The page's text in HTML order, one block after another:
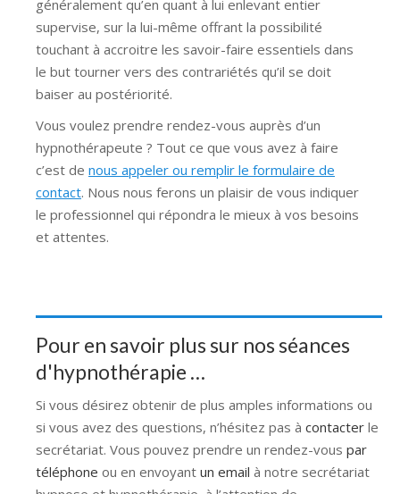
généralement qu’en quant à lui enlevant entier
supervise, sur la lui-même offrant la possibilité
touchant à accroitre les savoir-faire essentiels dans
le but tourner vers des contrariétés qu’il se doit
baiser au postériorité.
Vous voulez prendre rendez-vous auprès d’un
hypnothérapeute ? Tout ce que vous avez à faire
c’est de nous appeler ou remplir le formulaire de
contact. Nous nous ferons un plaisir de vous indiquer
le professionnel qui répondra le mieux à vos besoins
et attentes.
Pour en savoir plus sur nos séances
d'hypnothérapie …
Si vous désirez obtenir de plus amples informations ou
si vous avez des questions, n’hésitez pas à contacter le
secrétariat. Vous pouvez prendre un rendez-vous par
téléphone ou en envoyant un email à notre secrétariat